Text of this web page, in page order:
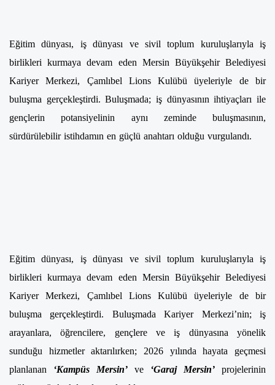
Eğitim dünyası, iş dünyası ve sivil toplum kuruluşlarıyla iş
birlikleri kurmaya devam eden Mersin Büyükşehir Belediyesi
Kariyer Merkezi, Çamlıbel Lions Kulübü üyeleriyle de bir
buluşma gerçekleştirdi. Buluşmada; iş dünyasının ihtiyaçları ile
gençlerin potansiyelinin aynı zeminde buluşmasının,
sürdürülebilir istihdamın en güçlü anahtarı olduğu vurgulandı.
Eğitim dünyası, iş dünyası ve sivil toplum kuruluşlarıyla iş
birlikleri kurmaya devam eden Mersin Büyükşehir Belediyesi
Kariyer Merkezi, Çamlıbel Lions Kulübü üyeleriyle de bir
buluşma gerçekleştirdi. Buluşmada Kariyer Merkezi’nin; iş
arayanlara, öğrencilere, gençlere ve iş dünyasına yönelik
sunduğu hizmetler aktarılırken; 2026 yılında hayata geçmesi
planlanan ‘Kampüs Mersin’ ve ‘Garaj Mersin’ projelerinin